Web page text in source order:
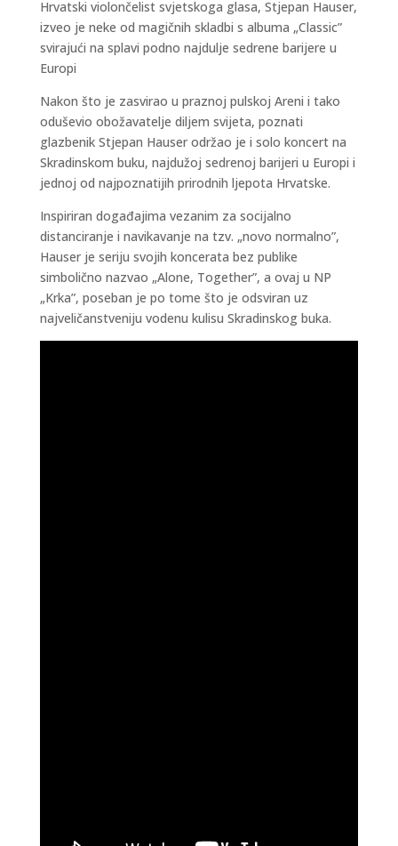
Hrvatski violončelist svjetskoga glasa, Stjepan Hauser,
izveo je neke od magičnih skladbi s albuma „Classic”
svirajući na splavi podno najdulje sedrene barijere u
Europi
Nakon što je zasvirao u praznoj pulskoj Areni i tako
oduševio obožavatelje diljem svijeta, poznati
glazbenik Stjepan Hauser održao je i solo koncert na
Skradinskom buku, najdužoj sedrenoj barijeri u Europi i
jednoj od najpoznatijih prirodnih ljepota Hrvatske.
Inspiriran događajima vezanim za socijalno
distanciranje i navikavanje na tzv. „novo normalno”,
Hauser je seriju svojih koncerata bez publike
simbolično nazvao „Alone, Together”, a ovaj u NP
„Krka”, poseban je po tome što je odsviran uz
najveličanstveniju vodenu kulisu Skradinskog buka.